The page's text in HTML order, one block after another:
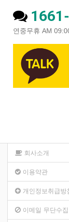
연중무휴 AM
회사소개
이용약관
개인정보취급방
이메일 무단수